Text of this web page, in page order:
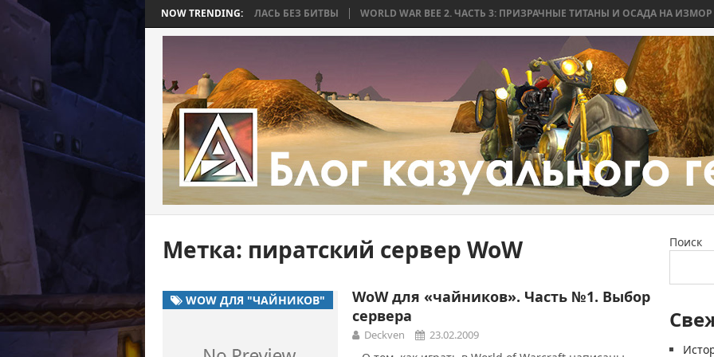
NOW TRENDING:
BEE 2. ЧАСТЬ 4: ВОЙНА, КОТОРАЯ ЗАКОНЧИЛАСЬ БЕЗ БИТВЫ WORLD WAR BEE 2. ЧАСТЬ 3: ПРИЗРАЧНЫЕ ТИТАНЫ И ОСАДА НА ИЗМОР
Метка: пиратский сервер WoW
WOW ДЛЯ "ЧАЙНИКОВ"
WoW для «чайников». Часть №1. Выбор
сервера
Deckven 23.02.2009
Поиск